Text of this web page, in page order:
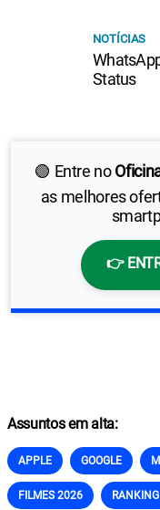
🟢 Entre no
as melhores
👉
NOTÍCIAS
Status
Assuntos em alta:
APPLE GOOGLE
FILMES 2026